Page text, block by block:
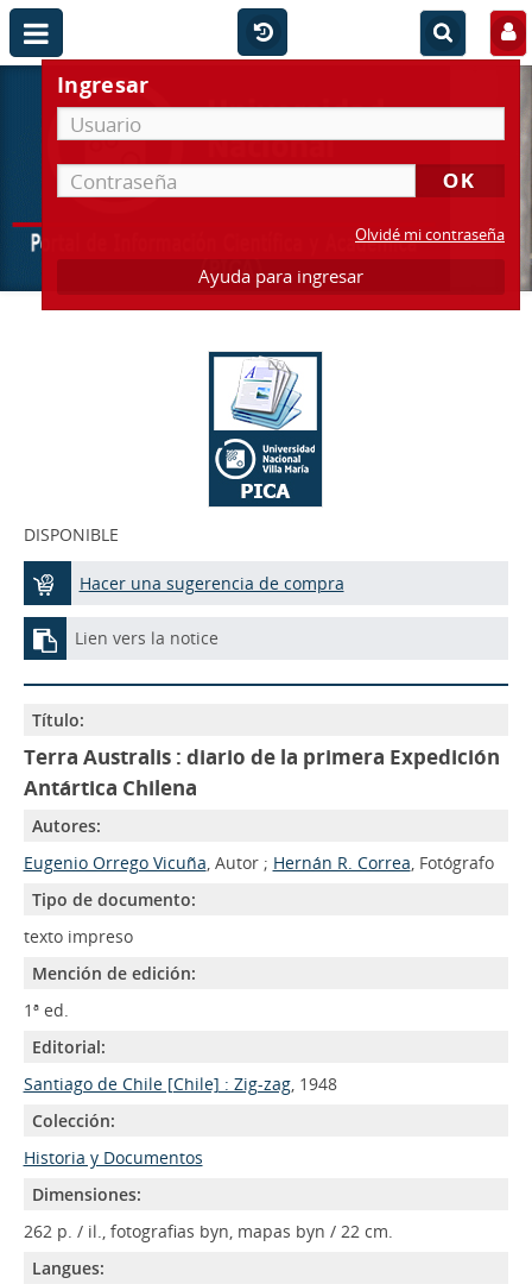
Ingresar
Olvidé mi contraseña
Ayuda para ingresar
DISPONIBLE
Hacer una sugerencia de compra
Lien vers la notice
Título:
Terra Australis : diario de la primera Expedición
Antártica Chilena
Autores:
Eugenio Orrego Vicuña, Autor ; Hernán R. Correa, Fotógrafo
Tipo de documento:
texto impreso
Mención de edición:
1ª ed.
Editorial:
Santiago de Chile [Chile] : Zig-zag, 1948
Colección:
Historia y Documentos
Dimensiones:
262 p. / il., fotografias byn, mapas byn / 22 cm.
Langues: